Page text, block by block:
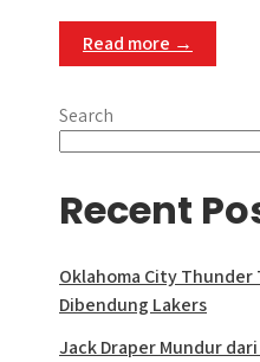
Read more →
Search
Recent
Oklahoma City
Dibendung Lakers
Jack Draper Mundur